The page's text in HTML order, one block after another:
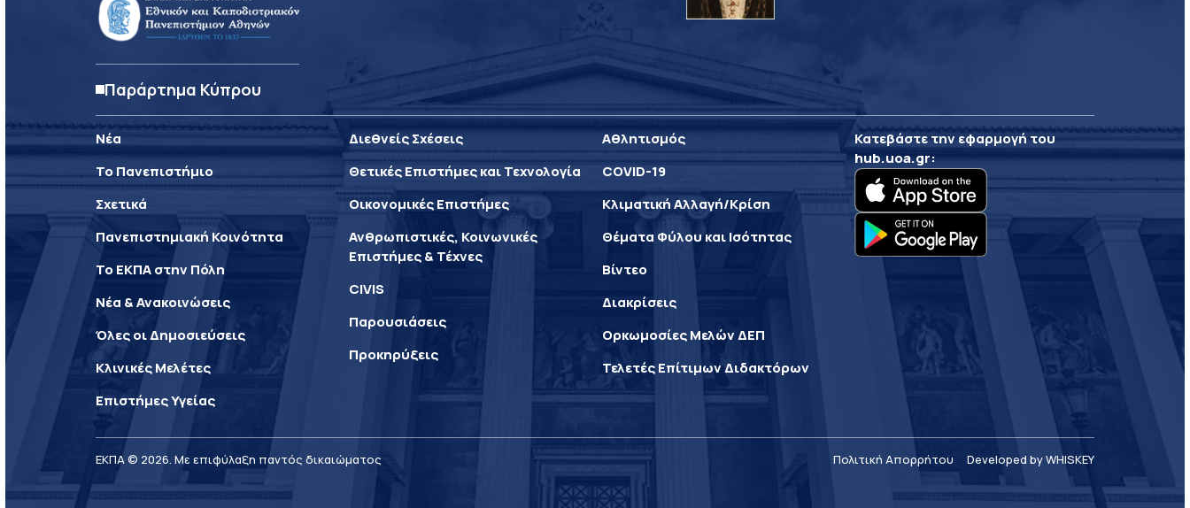
Παράρτημα Κύπρου
Νέα
Το Πανεπιστήμιο
Σχετικά
Πανεπιστημιακή Κοινότητα
Το ΕΚΠΑ στην Πόλη
Νέα & Ανακοινώσεις
Όλες οι Δημοσιεύσεις
Κλινικές Μελέτες
Επιστήμες Υγείας
Διεθνείς Σχέσεις
Θετικές Επιστήμες και Τεχνολογία
Οικονομικές Επιστήμες
Ανθρωπιστικές, Κοινωνικές
Επιστήμες & Τέχνες
CIVIS
Παρουσιάσεις
Προκηρύξεις
Αθλητισμός
COVID-19
Κλιματική Αλλαγή/Κρίση
Θέματα Φύλου και Ισότητας
Βίντεο
Διακρίσεις
Ορκωμοσίες Μελών ΔΕΠ
Τελετές Επίτιμων Διδακτόρων
Κατεβάστε την εφαρμογή του
hub.uoa.gr:
ΕΚΠΑ © 2026. Με επιφύλαξη παντός δικαιώματος Πολιτική Απορρήτου Developed by WHISKEY